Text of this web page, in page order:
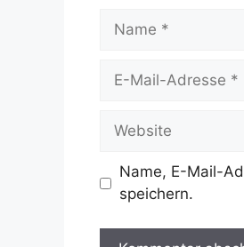
Name
Website
Name, E-Mail-
speichern.